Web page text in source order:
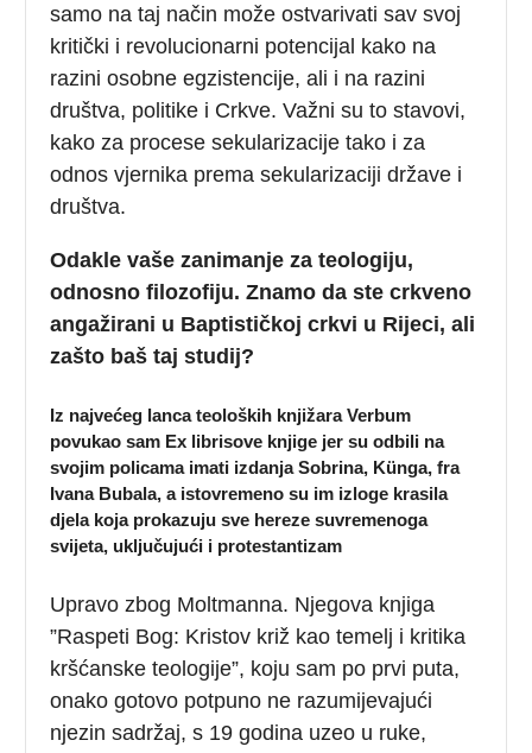
samo na taj način može ostvarivati sav svoj
kritički i revolucionarni potencijal kako na
razini osobne egzistencije, ali i na razini
društva, politike i Crkve. Važni su to stavovi,
kako za procese sekularizacije tako i za
odnos vjernika prema sekularizaciji države i
društva.
Odakle vaše zanimanje za teologiju,
odnosno filozofiju. Znamo da ste crkveno
angažirani u Baptističkoj crkvi u Rijeci, ali
zašto baš taj studij?
Iz najvećeg lanca teoloških knjižara Verbum
povukao sam Ex librisove knjige jer su odbili na
svojim policama imati izdanja Sobrina, Künga, fra
Ivana Bubala, a istovremeno su im izloge krasila
djela koja prokazuju sve hereze suvremenoga
svijeta, uključujući i protestantizam
Upravo zbog Moltmanna. Njegova knjiga
”Raspeti Bog: Kristov križ kao temelj i kritika
kršćanske teologije”, koju sam po prvi puta,
onako gotovo potpuno ne razumijevajući
njezin sadržaj, s 19 godina uzeo u ruke,